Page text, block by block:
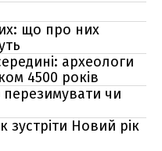
що про них
археологи
4500 років
чи
зустріти Новий рік